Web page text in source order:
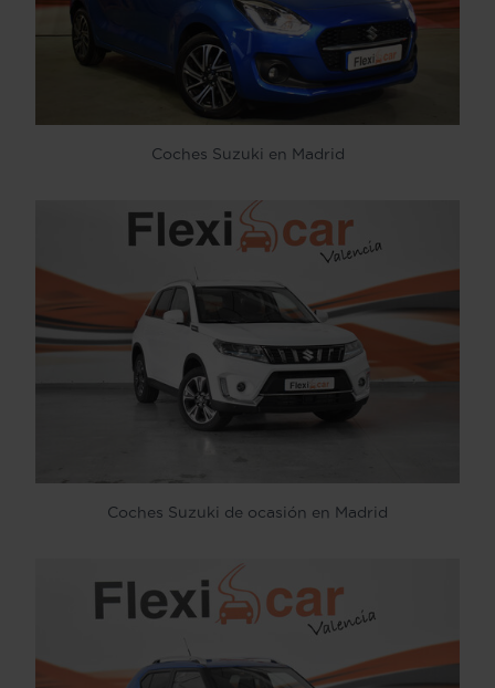
Coches Suzuki en Madrid
Coches Suzuki de ocasión en Madrid